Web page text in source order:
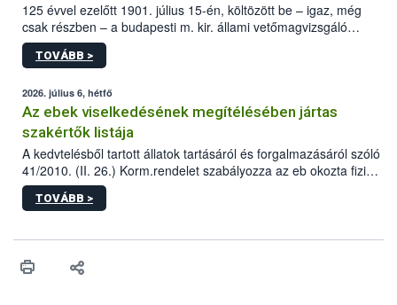
125 évvel ezelőtt 1901. július 15-én, költözött be – igaz, még
csak részben – a budapesti m. kir. állami vetőmagvizsgáló
állomás a Kis Rókus utca 15. szám alatti, Czigler Győző által
tervezett új épületébe.
TOVÁBB >
2026. július 6, hétfő
Az ebek viselkedésének megítélésében jártas
szakértők listája
A kedvtelésből tartott állatok tartásáról és forgalmazásáról szóló
41/2010. (II. 26.) Korm.rendelet szabályozza az eb okozta fizikai
sérülés, illetve ennek veszélye keletkezésekor felmerülő
hatósági feladatokat, valamint a veszélyes eb tartását és annak
vonni az ebek viselkedésének megítélésében jártas szakértőt.
TOVÁBB >